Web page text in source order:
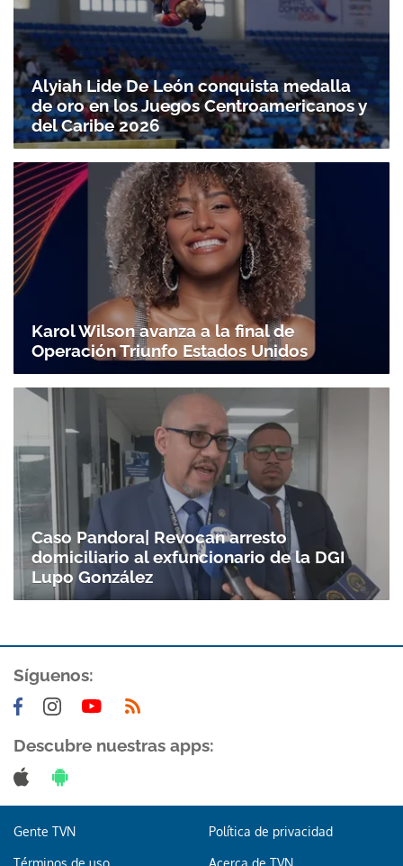
Alyiah Lide De León conquista medalla
de oro en los Juegos Centroamericanos y
del Caribe 2026
Karol Wilson avanza a la final de
Operación Triunfo Estados Unidos
Caso Pandora| Revocan arresto
domiciliario al exfuncionario de la DGI
Lupo González
Síguenos:
Descubre nuestras apps:
Gente TVN Política de privacidad
Términos de uso Acerca de TVN